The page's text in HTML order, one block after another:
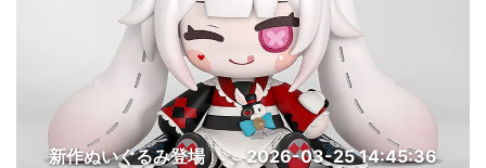
新作ぬいぐるみ登場 2026-03-25 14:45:36